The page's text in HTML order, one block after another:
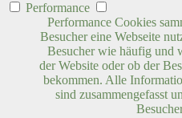
Performance
Performance Cookies
Besucher eine Webseite
Besucher wie häufig und
der Website oder ob der
bekommen. Alle
sind zusammengefasst